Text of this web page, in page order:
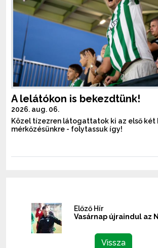
A lelátókon is bekezdtünk!
2026. aug. 06.
Közel tízezren látogattatok ki az első két
mérkőzésünkre - folytassuk így!
Előző Hír
Vasárnap újraindul az
Vissza